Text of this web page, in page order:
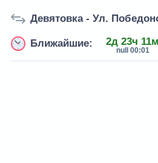
Девятовка - Ул.
Ближайшие: 2д 23ч 11м
null 00:01